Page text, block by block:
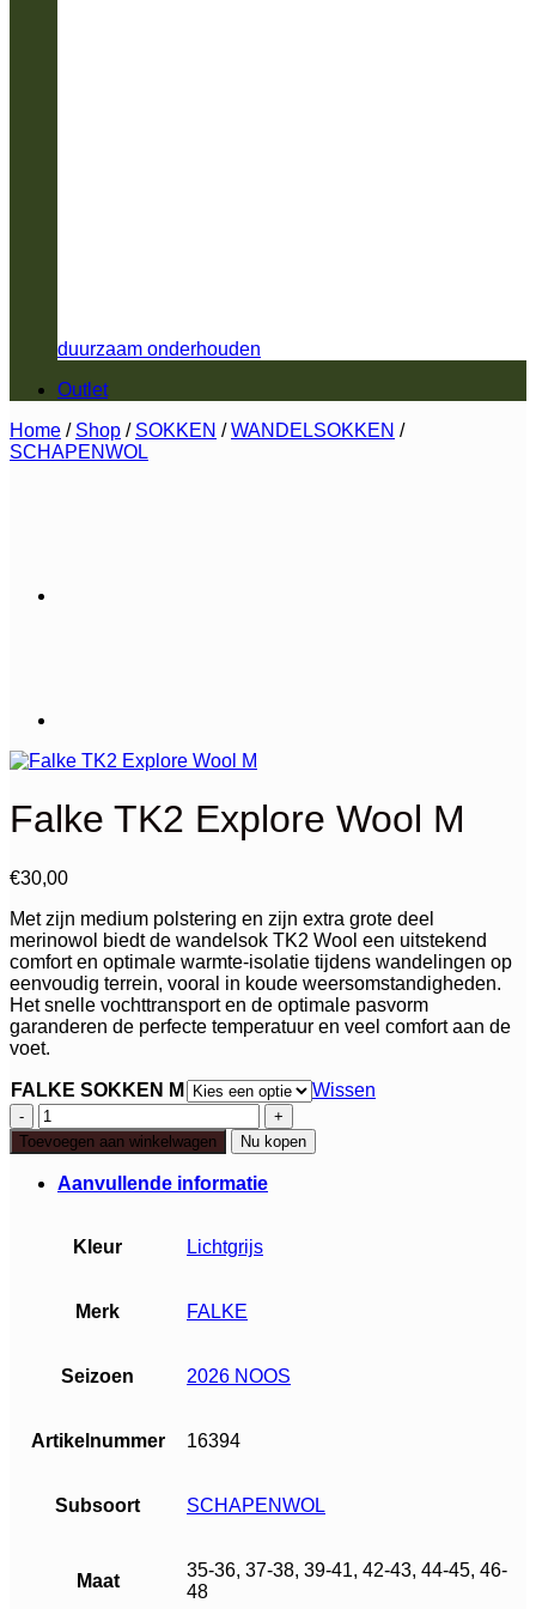
duurzaam onderhouden
Outlet
Home / Shop / SOKKEN / WANDELSOKKEN /
SCHAPENWOL
Falke TK2 Explore Wool M
€30,00
Met zijn medium polstering en zijn extra grote deel
merinowol biedt de wandelsok TK2 Wool een uitstekend
comfort en optimale warmte-isolatie tijdens wandelingen op
eenvoudig terrein, vooral in koude weersomstandigheden.
Het snelle vochttransport en de optimale pasvorm
garanderen de perfecte temperatuur en veel comfort aan de
voet.
FALKE SOKKEN M
Wissen
Falke
TK2
Explore
Wool
Toevoegen aan winkelwagen Nu kopen
Aanvullende informatie
Kleur Lichtgrijs
Merk FALKE
Seizoen 2026 NOOS
Artikelnummer 16394
Subsoort SCHAPENWOL
Maat
35-36, 37-38, 39-41, 42-43, 44-45, 46-
48